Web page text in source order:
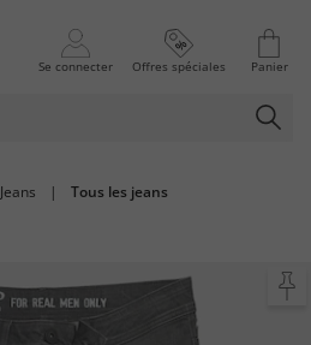
Se connecter Offres spéciales Panier
Jeans | Tous les jeans